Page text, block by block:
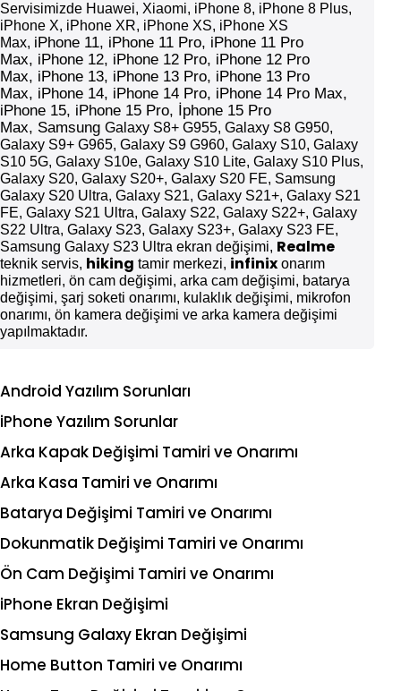
Servisimizde Huawei, Xiaomi, iPhone 8, iPhone 8 Plus,
iPhone X, iPhone XR, iPhone XS, iPhone XS
Max, iPhone 11, iPhone 11 Pro, iPhone 11 Pro
Max, iPhone 12, iPhone 12 Pro, iPhone 12 Pro
Max, iPhone 13, iPhone 13 Pro, iPhone 13 Pro
Max, iPhone 14, iPhone 14 Pro, iPhone 14 Pro Max,
iPhone 15, iPhone 15 Pro, İphone 15 Pro
Max, Samsung Galaxy S8+ G955, Galaxy S8 G950,
Galaxy S9+ G965, Galaxy S9 G960, Galaxy S10, Galaxy
S10 5G, Galaxy S10e, Galaxy S10 Lite, Galaxy S10 Plus,
Galaxy S20, Galaxy S20+, Galaxy S20 FE, Samsung
Galaxy S20 Ultra, Galaxy S21, Galaxy S21+, Galaxy S21
FE, Galaxy S21 Ultra, Galaxy S22, Galaxy S22+, Galaxy
S22 Ultra, Galaxy S23, Galaxy S23+, Galaxy S23 FE,
Samsung Galaxy S23 Ultra ekran değişimi, Realme
teknik servis, hiking tamir merkezi, infinix onarım
hizmetleri, ön cam değişimi, arka cam değişimi, batarya
değişimi, şarj soketi onarımı, kulaklık değişimi, mikrofon
onarımı, ön kamera değişimi ve arka kamera değişimi
yapılmaktadır.
Android Yazılım Sorunları
iPhone Yazılım Sorunlar
Arka Kapak Değişimi Tamiri ve Onarımı
Arka Kasa Tamiri ve Onarımı
Batarya Değişimi Tamiri ve Onarımı
Dokunmatik Değişimi Tamiri ve Onarımı
Ön Cam Değişimi Tamiri ve Onarımı
iPhone Ekran Değişimi
Samsung Galaxy Ekran Değişimi
Home Button Tamiri ve Onarımı